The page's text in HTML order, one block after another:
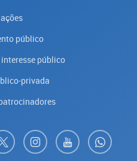
público
público
privada